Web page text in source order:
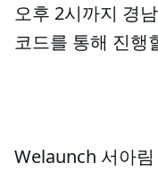
오후 2시까지 경
코드를 통해 진행
Welaunch 서아